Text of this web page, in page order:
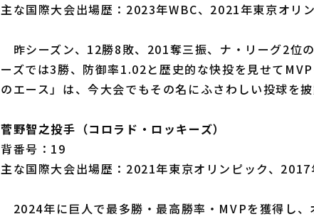
主な国際大会出場歴：2023年WBC、2021年東京オリ
昨シーズン、12勝8敗、201奪三振、ナ・リーグ2位
ーズでは3勝、防御率1.02と歴史的な快投を見せて
のエース」は、今大会でもその名にふさわしい投球を披
菅野智之投手（コロラド・ロッキーズ）
背番号：19
主な国際大会出場歴：2021年東京オリンピック、
2024年に巨人で最多勝・最高勝率・MVPを獲得し